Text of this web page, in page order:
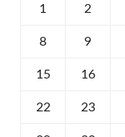
1 2
8 9
15 16
22 23